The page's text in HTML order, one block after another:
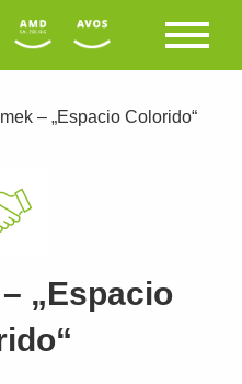
– „Espacio Colorido“
„Espacio